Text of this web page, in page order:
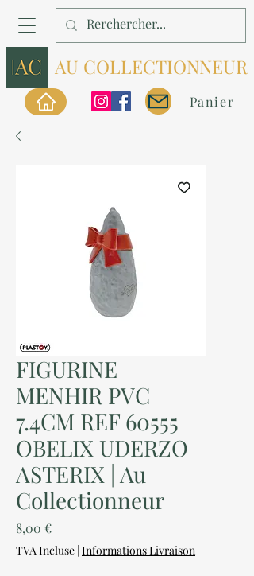
AU COLLECTIONNEUR
Panier
FIGURINE
MENHIR PVC
7.4CM REF 60555
OBELIX UDERZO
ASTERIX | Au
Collectionneur
8,00 €Prix
TVA Incluse | Informations Livraison